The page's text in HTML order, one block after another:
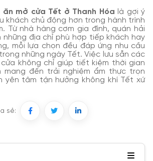
ăn mở cửa Tết ở Thanh Hóa là gợi ý
khách chủ động hơn trong hành trình
Từ nhà hàng cơm gia đình, quán hải
những địa chỉ phù hợp tiếp khách hay
mỗi lựa chọn đều đáp ứng nhu cầu
những ngày Tết. Việc lưu sẵn các
không chỉ giúp tiết kiệm thời gian
mang đến trải nghiệm ẩm thực trọn
yên tâm tận hưởng không khí Tết xứ
sẻ: